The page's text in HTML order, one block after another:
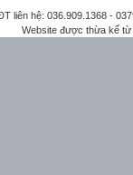
liên hệ: 036.909.1368 -
Website được thừa kế từ